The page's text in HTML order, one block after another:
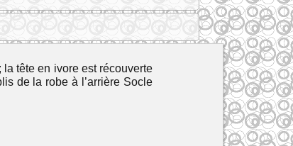
tête en ivore est récouverte
de la robe à l’arrière Socle